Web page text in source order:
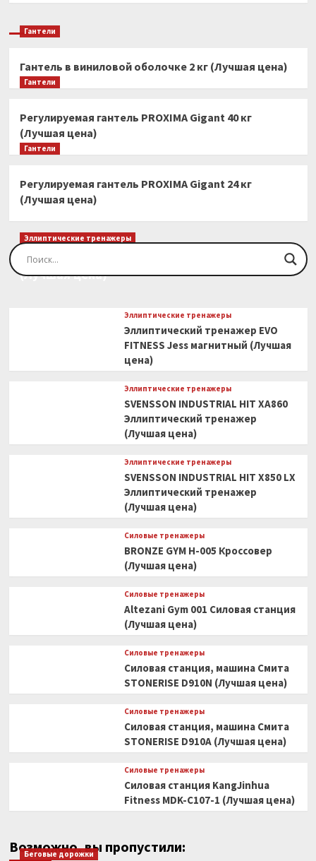
Гантели
Гантель в виниловой оболочке 2 кг (Лучшая цена)
Гантели
Регулируемая гантель PROXIMA Gigant 40 кг
(Лучшая цена)
Гантели
Регулируемая гантель PROXIMA Gigant 24 кг
(Лучшая цена)
Эллиптические тренажеры
Эллиптический тренажер EVO FITNESS Orion
(Лучшая цена)
Эллиптические тренажеры
Эллиптический тренажер EVO
FITNESS Jess магнитный (Лучшая
цена)
Эллиптические тренажеры
SVENSSON INDUSTRIAL HIT XA860
Эллиптический тренажер
(Лучшая цена)
Эллиптические тренажеры
SVENSSON INDUSTRIAL HIT X850 LX
Эллиптический тренажер
(Лучшая цена)
Силовые тренажеры
BRONZE GYM H-005 Кроссовер
(Лучшая цена)
Силовые тренажеры
Altezani Gym 001 Силовая станция
(Лучшая цена)
Силовые тренажеры
Силовая станция, машина Смита
STONERISE D910N (Лучшая цена)
Силовые тренажеры
Силовая станция, машина Смита
STONERISE D910A (Лучшая цена)
Силовые тренажеры
Силовая станция KangJinhua
Fitness MDK-C107-1 (Лучшая цена)
Возможно, вы пропустили:
Беговые дорожки